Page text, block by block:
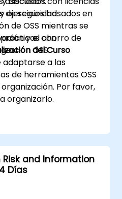
de seguridad.
de OSS mientras se
y el ahorro de
ejercicios basados en
con
OSS.
del Curso
adaptarse a las
de herramientas OSS
Por favor,
organizarlo.
Risk and Information
Días